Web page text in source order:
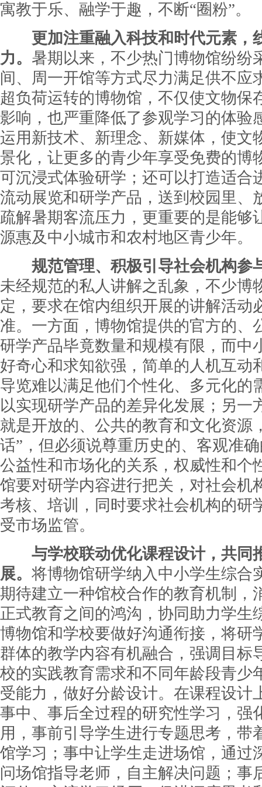
寓教于乐、融学于趣，不断“圈粉”。
更加注重融入科技和时代元素，
力。 暑期以来，不少热门博物馆纷纷
间、周一开馆等方式尽力满足供不应
超负荷运转的博物馆，不仅使文物保
影响，也严重降低了参观学习的体验
运用新技术、新理念、新媒体，使文
景化，让更多的青少年享受免费的博
可沉浸式体验研学；还可以打造适合
流动展览和研学产品，送到校园里、
疏解暑期客流压力，更重要的是能够
源惠及中小城市和农村地区青少年。
规范管理、积极引导社会机构参
未经规范的私人讲解之乱象，不少博
定，要求在馆内组织开展的讲解活动
准。一方面，博物馆提供的官方的、
研学产品毕竟数量和规模有限，而中
好奇心和求知欲强，简单的人机互动
导览难以满足他们个性化、多元化的
以实现研学产品的差异化发展；另一
就是开放的、公共的教育和文化资源
话”，但必须说尊重历史的、客观准
公益性和市场化的关系，权威性和个
馆要对研学内容进行把关，对社会机
考核、培训，同时要求社会机构的研
受市场监管。
与学校联动优化课程设计，共同
展。 将博物馆研学纳入中小学生综合
期待建立一种馆校合作的教育机制，
正式教育之间的鸿沟，协同助力学生
博物馆和学校要做好沟通衔接，将研
群体的教学内容有机融合，强调目标
校的实践教育需求和不同年龄段青少
受能力，做好分龄设计。在课程设计
事中、事后全过程的研究性学习，强
用，事前引导学生进行专题思考，带
馆学习；事中让学生走进场馆，通过
问场馆指导老师，自主解决问题；事